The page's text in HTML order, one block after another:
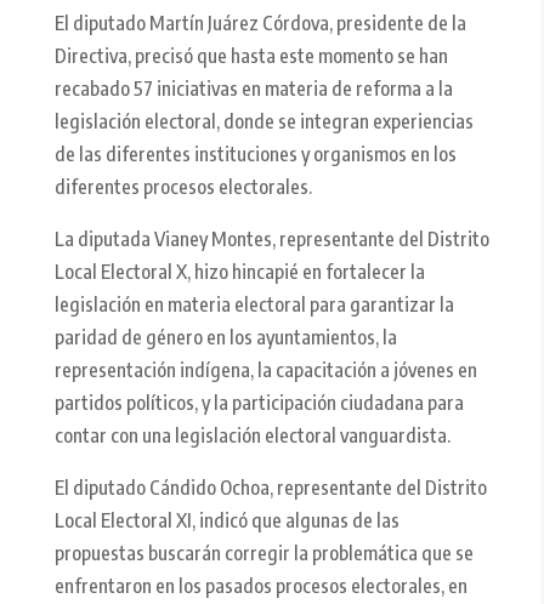
El diputado Martín Juárez Córdova, presidente de la
Directiva, precisó que hasta este momento se han
recabado 57 iniciativas en materia de reforma a la
legislación electoral, donde se integran experiencias
de las diferentes instituciones y organismos en los
diferentes procesos electorales.
La diputada Vianey Montes, representante del Distrito
Local Electoral X, hizo hincapié en fortalecer la
legislación en materia electoral para garantizar la
paridad de género en los ayuntamientos, la
representación indígena, la capacitación a jóvenes en
partidos políticos, y la participación ciudadana para
contar con una legislación electoral vanguardista.
El diputado Cándido Ochoa, representante del Distrito
Local Electoral XI, indicó que algunas de las
propuestas buscarán corregir la problemática que se
enfrentaron en los pasados procesos electorales, en